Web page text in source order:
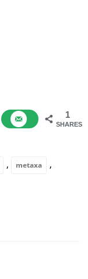
1
SHARES
, metaxa ,